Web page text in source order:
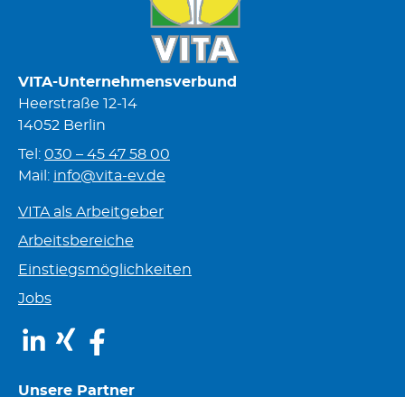
VITA-Unternehmensverbund
Heerstraße 12-14
14052 Berlin
Tel: 030 – 45 47 58 00
Mail: info@vita-ev.de
VITA als Arbeitgeber
Arbeitsbereiche
Einstiegsmöglichkeiten
Jobs
Unsere Partner